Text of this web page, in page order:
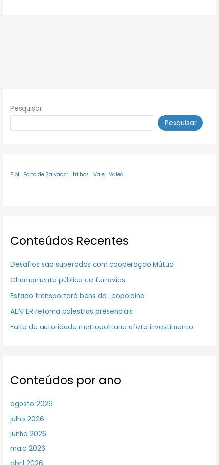
Pesquisar
Pesquisar
Fiol Porto de Salvador trilhos Vale Valec
Conteúdos Recentes
Desafios são superados com cooperação Mútua
Chamamento público de ferrovias
Estado transportará bens da Leopoldina
AENFER retoma palestras presenciais
Falta de autoridade metropolitana afeta investimento
Conteúdos por ano
agosto 2026
julho 2026
junho 2026
maio 2026